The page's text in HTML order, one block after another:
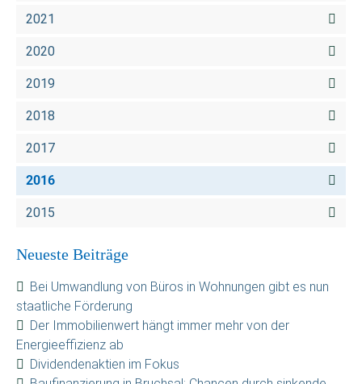
2021
2020
2019
2018
2017
2016
2015
Neueste Beiträge
Bei Umwandlung von Büros in Wohnungen gibt es nun
staatliche Förderung
Der Immobilienwert hängt immer mehr von der
Energieeffizienz ab
Dividendenaktien im Fokus